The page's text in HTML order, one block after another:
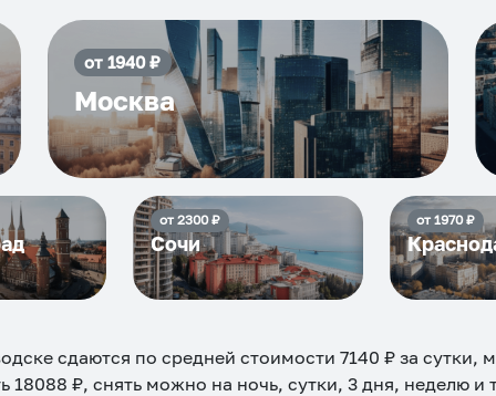
от1940₽
Москва
от 2300₽
Сочи
от 1970₽
сдаются по средней стоимости 7140 ₽ за сутки,
18088 ₽, снять можно на ночь, сутки, 3 дня, неделю и